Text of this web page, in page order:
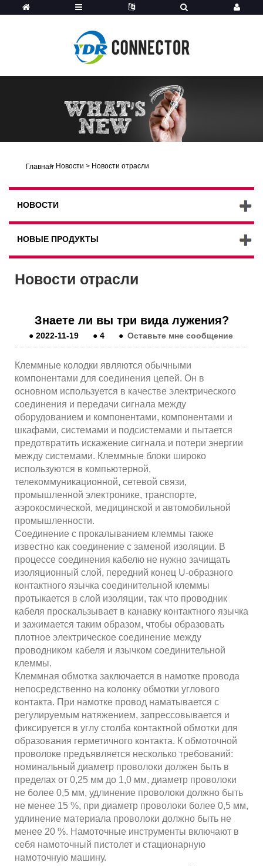
Главная
> Новости > Новости отрасли
НОВОСТИ
НОВЫЕ ПРОДУКТЫ
Новости отрасли
Знаете ли вы три вида лужения?
● 2022-11-19 ● 4 ● Оставьте мне сообщение
Клеммные колодки являются обычными
компонентами для соединения цепей. Он в
основном используется в качестве электрического
соединения и передачи сигнала между
оборудованием и компонентами, компонентами и
шкафами, системами и подсистемами и пытается
предотвратить искажение сигнала и потери энергии
между системами. Клеммные блоки широко
используются в компьютерной,
телекоммуникационной, сетевой связи,
промышленной электронике, транспорте,
аэрокосмической, медицинской и автомобильной
промышленности.
Соединение с прокалыванием клеммы также
известно как соединение с заменой изоляции. В
процессе соединения кабелю не нужно зачищать
изоляционный слой, передний конец U-образного
контактного язычка соединительной клеммы
протыкается в слой изоляции, так что проводник
кабеля проскальзывает в канавку контактного язычка
и зажимается таким образом, чтобы образовать
плотное электрическое соединение между
проводником кабеля и язычком соединительной
клеммы.
Клеммная обмотка заключается в намотке провода
непосредственно на колонку обмотки углового
контакта. При намотке провод наматывается с
регулируемым натяжением, запрессовывается и
фиксируется в углу столба контактной обмотки для
образования герметичного контакта. К обмоточной
проволоке предъявляется несколько требований:
номинальный диаметр проволоки должен быть в
пределах от 0,25 мм до 1,0 мм, диаметр проволоки
не более 0,5 мм, удлинение проволоки должно быть
не менее 15 %, при диаметр проволоки более 0,5 мм,
удлинение материала проволоки должно быть не
менее 20 %. Намоточные инструменты включают в
себя намоточный пистолет и стационарную
намоточную машину.